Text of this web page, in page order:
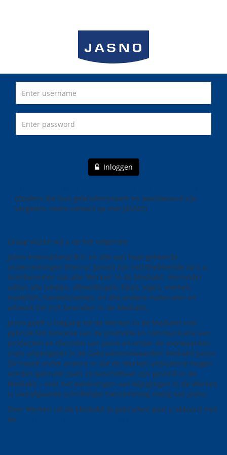
Inloggen
(Dealers die hun gebruikersnaam en wachtwoord zijn
vergeten: neem contact op met JASNO)
Graag wijzen wij u op het volgende:
Jasno International B.V. en alle aan haar gelieerde
ondernemingen (hierna: ‘Jasno’) zijn rechthebbende op c.q.
licentienemer van alle ‘Werken’ in de Mediakit. Hieronder
vallen alle teksten, afbeeldingen, foto’s, logo’s, merken,
modellen, handelsnamen, en alle andere materialen en
artwork die zich bevinden in de Mediakit.
Jasno geeft u toegang tot de Werken in de Mediakit voor
gebruik ten behoeve van de promotie en communicatie van
producten en diensten van Jasno en onder de voorwaarden
zoals uiteengezet in de Gebruiksvoorwaarden Mediakit Jasno.
Dit houdt onder andere in dat de Werken uitsluitend mogen
worden gebruikt zoals zij beschikbaar zijn gesteld in de
Mediakit – voor het aanbrengen van wijzigingen in de Werken
is voorafgaande schriftelijke toestemming nodig van Jasno.
Door Werken uit de Mediakit te gebruiken gaat u akkoord met
de
.